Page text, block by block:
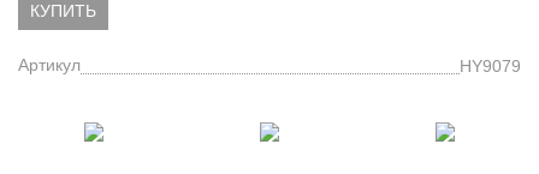
КУПИТЬ
Артикул HY9079